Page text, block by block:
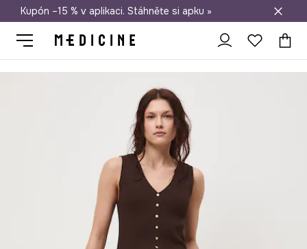
Doprava zdarma při nákupu nad 1 200 Kč
Kupón –15 % v aplikaci. Stáhněte si apku »